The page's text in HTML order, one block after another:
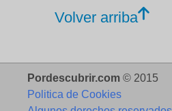
Volver arriba
Pordescubrir.com © 2015
Politica de Cookies